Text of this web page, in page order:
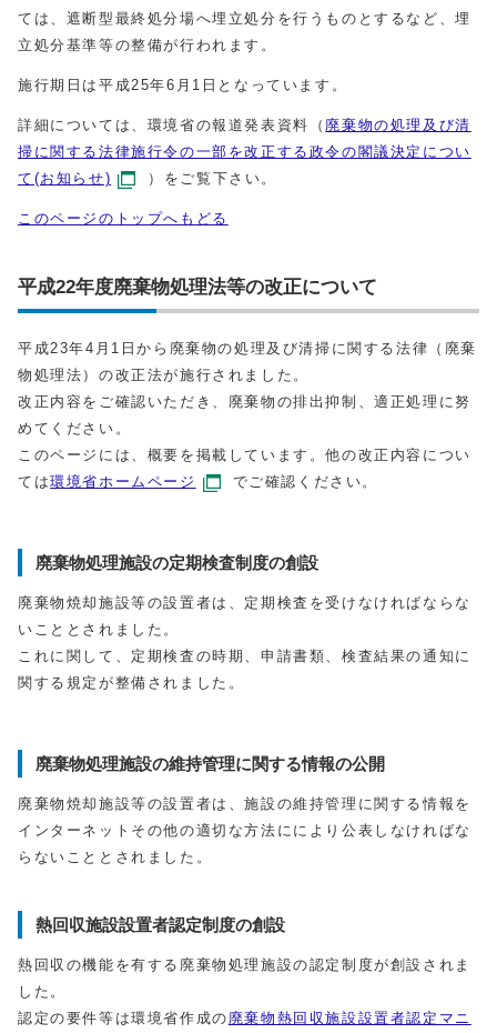
ては、遮断型最終処分場へ埋立処分を行うものとするなど、埋
立処分基準等の整備が行われます。
施行期日は平成25年6月1日となっています。
詳細については、環境省の報道発表資料（ 廃棄物の処理及び清
掃に関する法律施行令の一部を改正する政令の閣議決定につい
て(お知らせ)
）をご覧下さい。
このページのトップへもどる
平成22年度廃棄物処理法等の改正について
平成23年4月1日から廃棄物の処理及び清掃に関する法律（廃棄
物処理法）の改正法が施行されました。
改正内容をご確認いただき、廃棄物の排出抑制、適正処理に努
めてください。
このページには、概要を掲載しています。他の改正内容につい
ては環境省ホームページ でご確認ください。
廃棄物処理施設の定期検査制度の創設
廃棄物焼却施設等の設置者は、定期検査を受けなければならな
いこととされました。
これに関して、定期検査の時期、申請書類、検査結果の通知に
関する規定が整備されました。
廃棄物処理施設の維持管理に関する情報の公開
廃棄物焼却施設等の設置者は、施設の維持管理に関する情報を
インターネットその他の適切な方法ににより公表しなければな
らないこととされました。
熱回収施設設置者認定制度の創設
熱回収の機能を有する廃棄物処理施設の認定制度が創設されま
した。
認定の要件等は環境省作成の 廃棄物熱回収施設設置者認定マニ